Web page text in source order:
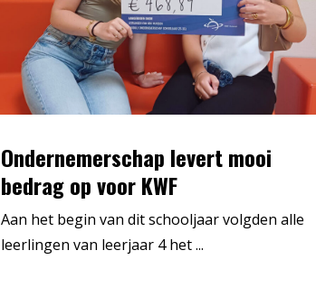
Ondernemerschap levert mooi
bedrag op voor KWF
Aan het begin van dit schooljaar volgden alle
leerlingen van leerjaar 4 het ...